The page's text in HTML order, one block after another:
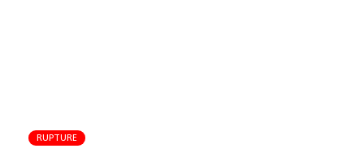
RUPTURE